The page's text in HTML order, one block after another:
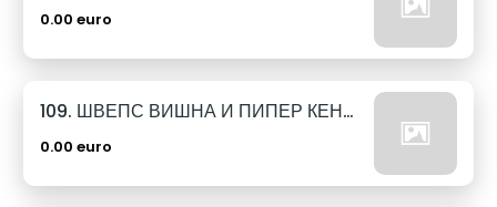
0.00 euro
109. ШВЕПС ВИШНА И ПИПЕР КЕН - 330МЛ.
0.00 euro